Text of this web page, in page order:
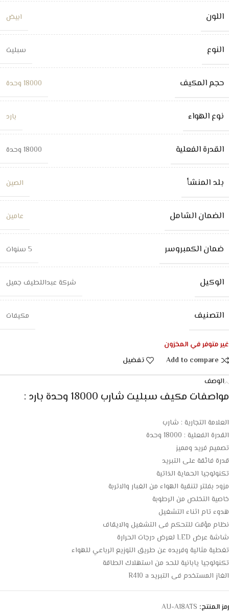
اللون ابيض
النوع سبليت
حجم المكيف 18000 وحدة
نوع الهواء بارد
القدرة الفعلية 18000 وحدة
بلد المنشأ الصين
الضمان الشامل عامين
ضمان الكمبروسر 5 سنوات
الوكيل شركة عبداللطيف جميل
التصنيف مكيفات
غير متوفر في المخزون
Add to compare
تفضيل
الوصف
مواصفات مكيف سبليت شارب 18000 وحدة بارد :
العلامة التجارية : شارب
القدرة الفعلية : 18000 وحدة
تصميم فريد ومميز
قدرة فائقة على التبريد
تكنولوجيا الحماية الذاتية
مزود بفلتر لتنقية الهواء من الغبار والاتربة
خاصية التخلص من الرطوبة
هدوء تام اثناء التشغيل
نظام مؤقت للتحكم فى التشغيل والايقاف
شاشة عرض LED لعرض درجات الحرارة
تغطية مثالية وفريده عن طريق التوزيع الرباعي للهواء
تكنولوجيا يابانية للحد من استهلاك الطاقة
الغاز المستخدم فى التبريد R410 a
رمز المنتج: AU-A18ATS